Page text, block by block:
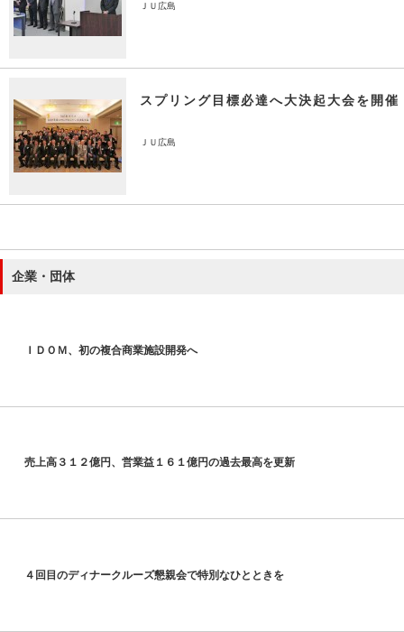
ＪＵ広島
スプリング目標必達へ大決起大会を開催
ＪＵ広島
企業・団体
ＩＤＯＭ、初の複合商業施設開発へ
売上高３１２億円、営業益１６１億円の過去最高を更新
４回目のディナークルーズ懇親会で特別なひとときを